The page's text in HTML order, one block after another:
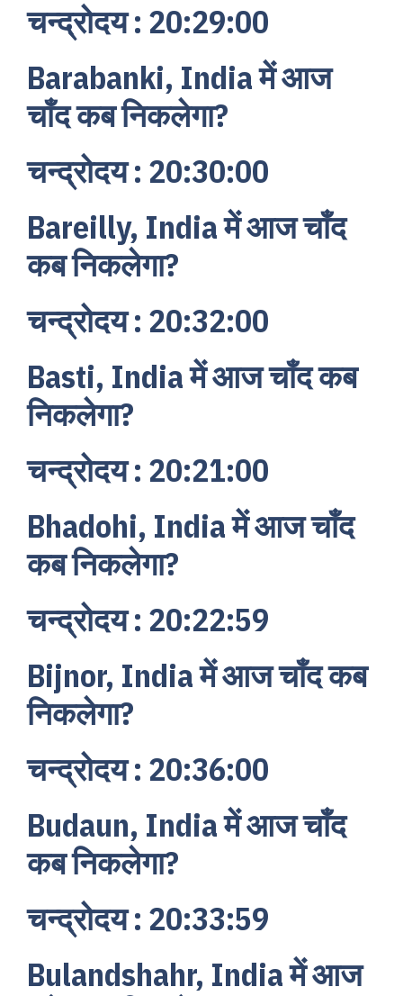
चन्द्रोदय : 20:29:00
Barabanki, India में आज
चाँद कब निकलेगा?
चन्द्रोदय : 20:30:00
Bareilly, India में आज चाँद
कब निकलेगा?
चन्द्रोदय : 20:32:00
Basti, India में आज चाँद कब
निकलेगा?
चन्द्रोदय : 20:21:00
Bhadohi, India में आज चाँद
कब निकलेगा?
चन्द्रोदय : 20:22:59
Bijnor, India में आज चाँद कब
निकलेगा?
चन्द्रोदय : 20:36:00
Budaun, India में आज चाँद
कब निकलेगा?
चन्द्रोदय : 20:33:59
Bulandshahr, India में आज